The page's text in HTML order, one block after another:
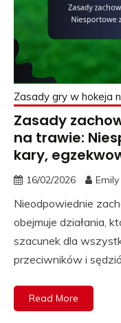
Zasady gry w hokeja
Zasady
na trawie:
kary,
16/02/2026
Nieodpowiednie
obejmuje działania,
szacunek dla
przeciwników i
Read More